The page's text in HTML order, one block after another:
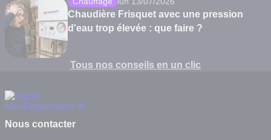
Chaudière Frisquet avec une pression
d'eau trop élevée : que faire ?
Tous nos conseils en un clic
Nous contacter